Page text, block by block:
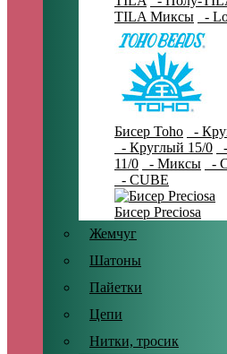
TILA Миксы
-
Бисер Toho -
- Круглый 15/0
11/0
- Миксы
-
- CUBE
Бисер Preciosa
Жемчуг
Шатоны
Пайетки
Цепи
Нитки, тросик